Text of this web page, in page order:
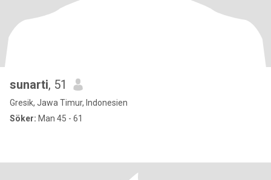
sunarti, 51
Gresik, Jawa Timur, Indonesien
Söker: Man 45 - 61